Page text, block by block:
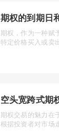
期权，作为一种赋
特定价格买入或卖
期权交易的魅力在
根据投资者对市场